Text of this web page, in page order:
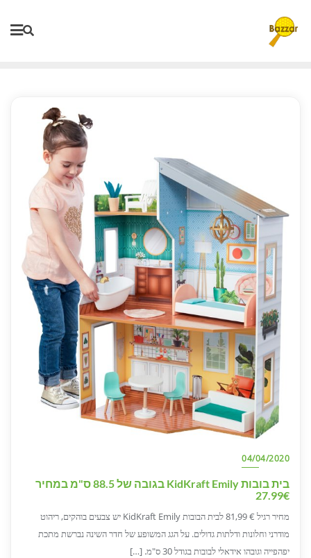
content
04/04/2020
בית בובות KidKraft Emily בגובה של 88.5 ס"מ במחיר
27.99€
מחיר רגיל € 81,99 לבית הבובות KidKraft Emily יש צבעים בוהקים, ריהוט
מודרני וחלונות ודלתות גדולים. על הגג המשופע של חדר השינה נברשת מתכת
יפהפייה וגובהו אידאלי לבובות בגודל 30 ס"מ. […]